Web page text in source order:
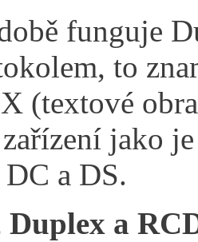
funguje
to
(textové
jako
a DS.
a